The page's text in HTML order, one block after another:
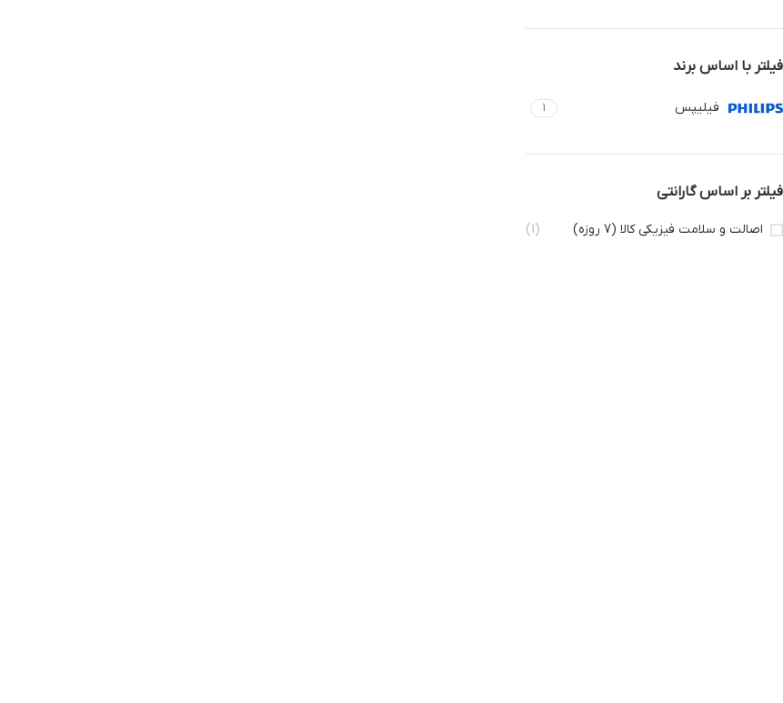
فیلتر با اساس برند
فیلیپس 1
فیلتر بر اساس گارانتی
اصالت و سلامت فیزیکی کالا (7 روزه) (1)